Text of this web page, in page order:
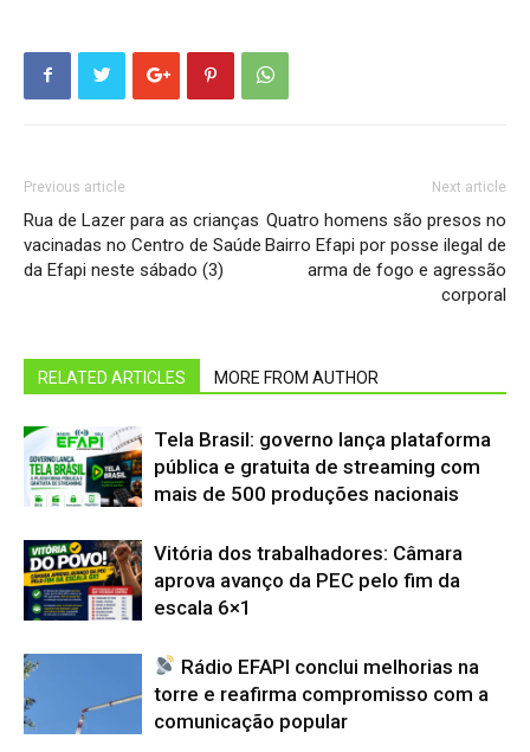
Previous article
Rua de Lazer para as crianças
vacinadas no Centro de Saúde
da Efapi neste sábado (3)
Next article
Quatro homens são presos no
Bairro Efapi por posse ilegal de
arma de fogo e agressão
corporal
RELATED ARTICLES MORE FROM AUTHOR
Tela Brasil: governo lança plataforma
pública e gratuita de streaming com
mais de 500 produções nacionais
Vitória dos trabalhadores: Câmara
aprova avanço da PEC pelo fim da
escala 6×1
Rádio EFAPI conclui melhorias na
torre e reafirma compromisso com a
comunicação popular